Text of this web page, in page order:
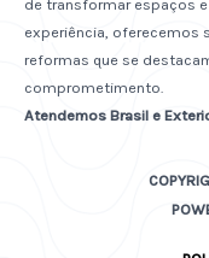
de transformar espaços
experiência, oferecemos
reformas que se
comprometimento.
Atendemos Brasil e